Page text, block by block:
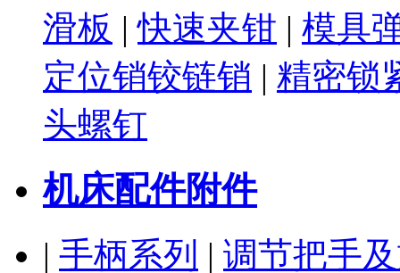
滑板 | 快速夹钳 | 模具
定位销铰链销 | 精密锁
头螺钉
机床配件附件
| 手柄系列 | 调节把手